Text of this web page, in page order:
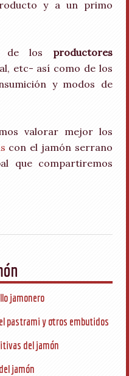
y a un primo
de los productores
etc- así como de los
y modos de
valorar mejor los
con el jamón serrano
que compartiremos
jamonero
pastrami y otros embutidos
del jamón
jamón